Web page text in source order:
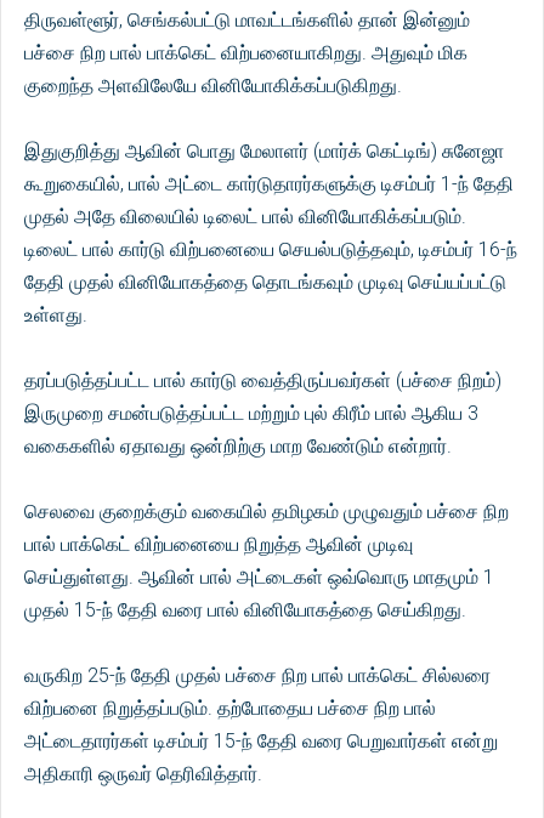
திருவள்ளூர், செங்கல்பட்டு மாவட்டங்களில் தான் இன்னும்
பச்சை நிற பால் பாக்கெட் விற்பனையாகிறது. அதுவும் மிக
குறைந்த அளவிலேயே வினியோகிக்கப்படுகிறது.
இதுகுறித்து ஆவின் பொது மேலாளர் (மார்க் கெட்டிங்) சுனேஜா
கூறுகையில், பால் அட்டை கார்டுதாரர்களுக்கு டிசம்பர் 1-ந் தேதி
முதல் அதே விலையில் டிலைட் பால் வினியோகிக்கப்படும்.
டிலைட் பால் கார்டு விற்பனையை செயல்படுத்தவும், டிசம்பர் 16-ந்
தேதி முதல் வினியோகத்தை தொடங்கவும் முடிவு செய்யப்பட்டு
உள்ளது.
தரப்படுத்தப்பட்ட பால் கார்டு வைத்திருப்பவர்கள் (பச்சை நிறம்)
இருமுறை சமன்படுத்தப்பட்ட மற்றும் புல் கிரீம் பால் ஆகிய 3
வகைகளில் ஏதாவது ஒன்றிற்கு மாற வேண்டும் என்றார்.
செலவை குறைக்கும் வகையில் தமிழகம் முழுவதும் பச்சை நிற
பால் பாக்கெட் விற்பனையை நிறுத்த ஆவின் முடிவு
செய்துள்ளது. ஆவின் பால் அட்டைகள் ஒவ்வொரு மாதமும் 1
முதல் 15-ந் தேதி வரை பால் வினியோகத்தை செய்கிறது.
வருகிற 25-ந் தேதி முதல் பச்சை நிற பால் பாக்கெட் சில்லரை
விற்பனை நிறுத்தப்படும். தற்போதைய பச்சை நிற பால்
அட்டைதாரர்கள் டிசம்பர் 15-ந் தேதி வரை பெறுவார்கள் என்று
அதிகாரி ஒருவர் தெரிவித்தார்.